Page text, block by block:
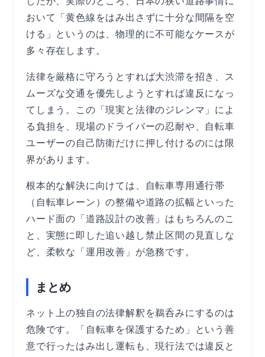
おいて「黄色線をはみ出さずに十分な間隔を空
ける」というのは、物理的に不可能なケースが
多々存在します。
法律を厳格に守ろうとすれば大渋滞を招き、ス
ムーズな交通を優先しようとすれば違反になっ
てしまう。この「現実と法律のジレンマ」によ
る負担を、現場のドライバーの忍耐や、自転車
ユーザーの自己防衛だけに押し付けるのには限
界があります。
根本的な解決に向けては、自転車専用通行帯
（自転車レーン）の整備や道路の拡幅といった
ハード面の「道路設計の改善」はもちろんのこ
と、実態に即した追い越し禁止区間の見直しな
ど、柔軟な「運用改善」が急務です。
まとめ
ネット上の独自の法律解釈を鵜呑みにするのは
危険です。「自転車を保護するため」という善
意で行ったはみ出し運転も、現行法では違反と